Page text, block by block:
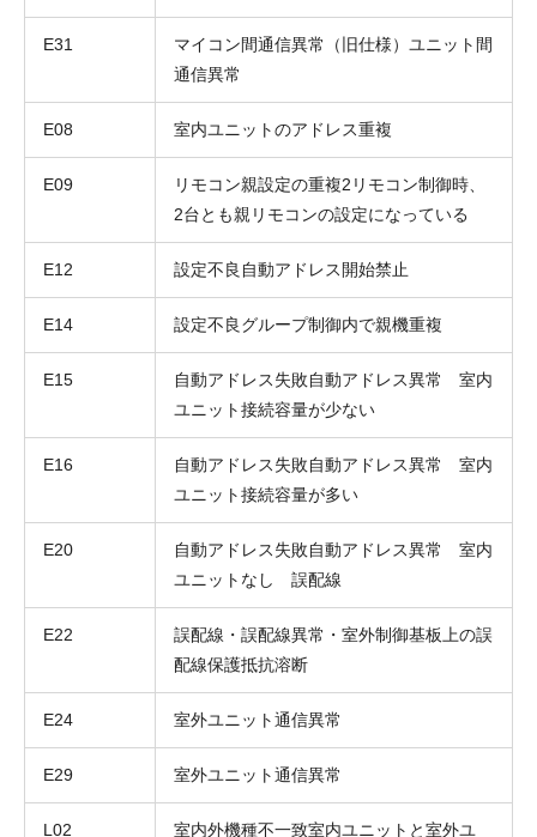
E31
マイコン間通信異常（旧仕様）ユニット間
通信異常
E08 室内ユニットのアドレス重複
E09
リモコン親設定の重複2リモコン制御時、
2台とも親リモコンの設定になっている
E12 設定不良自動アドレス開始禁止
E14 設定不良グループ制御内で親機重複
E15
自動アドレス失敗自動アドレス異常 室内
ユニット接続容量が少ない
E16
自動アドレス失敗自動アドレス異常 室内
ユニット接続容量が多い
E20
自動アドレス失敗自動アドレス異常 室内
ユニットなし 誤配線
E22
誤配線・誤配線異常・室外制御基板上の誤
配線保護抵抗溶断
E24 室外ユニット通信異常
E29 室外ユニット通信異常
L02 室内外機種不一致室内ユニットと室外ユ
(ご選択ください)
工事お見積り依頼
機器お見積り依頼
ご相談
メッセージ